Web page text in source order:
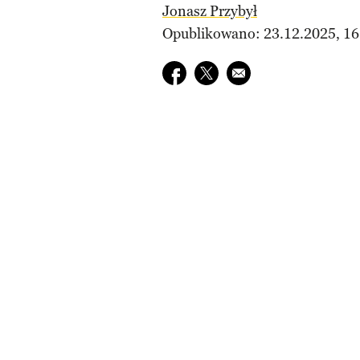
Jonasz Przybył
Opublikowano: 23.12.2025,
Udostępnij na facebook
Udostępnij na twitter
E-mail do przyjaciela